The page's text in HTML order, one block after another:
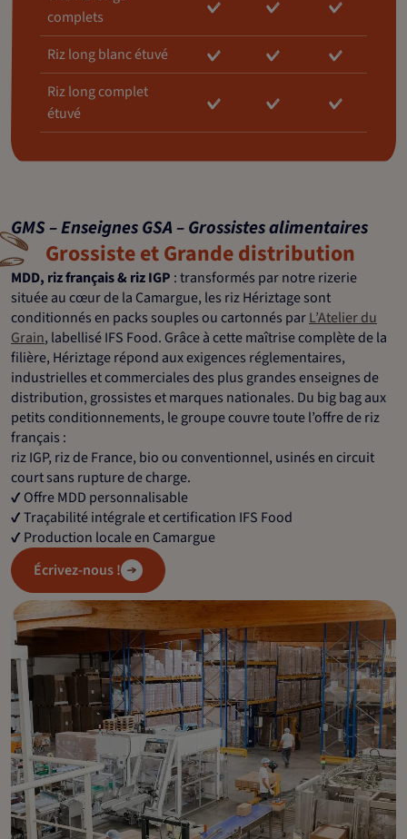
complets
Riz long blanc étuvé
Riz long complet
étuvé
GMS – Enseignes GSA – Grossistes alimentaires
Grossiste et Grande distribution
MDD, riz français & riz IGP : transformés par notre rizerie
située au cœur de la Camargue, les riz Hériztage sont
conditionnés en packs souples ou cartonnés parL’Atelier du
Grain, labellisé IFS Food. Grâce à cette maîtrise complète de la
filière, Hériztage répond aux exigences réglementaires,
industrielles et commerciales des plus grandes enseignes de
distribution, grossistes et marques nationales. Du big bag aux
petits conditionnements, le groupe couvre toute l’offre de riz
français :
riz IGP, riz de France, bio ou conventionnel, usinés en circuit
court sans rupture de charge.
✔️ Offre MDD personnalisable
✔️ Traçabilité intégrale et certification IFS Food
✔️ Production locale en Camargue
Écrivez-nous !